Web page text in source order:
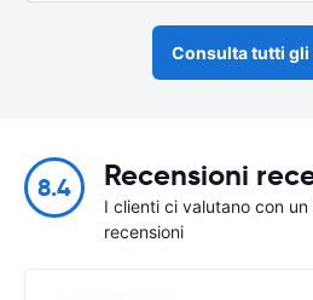
Consulta tutti
8.4 Recensioni
I clienti ci valutano con
recensioni